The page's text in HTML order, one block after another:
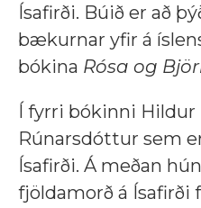
Ísafirði. Búið er að
bækurnar yfir á
bókina Rósa og
Í fyrri bókinni
Rúnarsdóttur sem
Ísafirði. Á meðan
fjöldamorð á Ísafirði